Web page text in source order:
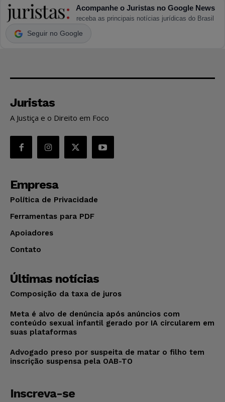
Acompanhe o Juristas no Google News
receba as principais notícias jurídicas do Brasil
Seguir no Google
Juristas
A Justiça e o Direito em Foco
Empresa
Política de Privacidade
Ferramentas para PDF
Apoiadores
Contato
Últimas notícias
Composição da taxa de juros
Meta é alvo de denúncia após anúncios com
conteúdo sexual infantil gerado por IA circularem em
suas plataformas
Advogado preso por suspeita de matar o filho tem
inscrição suspensa pela OAB-TO
Inscreva-se